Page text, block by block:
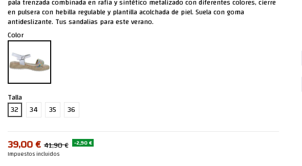
en pulsera con hebilla regulable y plantilla acolchada de piel. Suela con goma
antideslizante. Tus sandalias para este verano.
Color
Talla
32
34 35 36
39,00 € 41,90 € -2,90 €
Impuestos incluidos